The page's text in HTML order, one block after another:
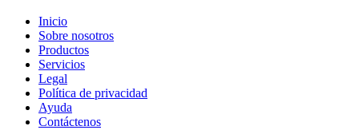
Inicio
Sobre nosotros
Productos
Servicios
Legal
Política de privacidad
Ayuda
Contáctenos